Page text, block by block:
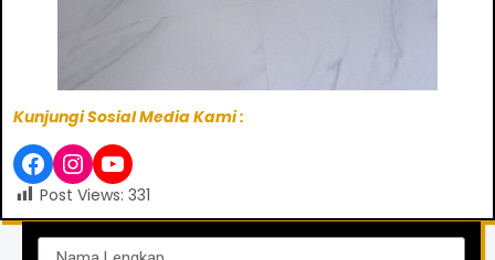
Kunjungi Sosial Media Kami :
Post Views: 331